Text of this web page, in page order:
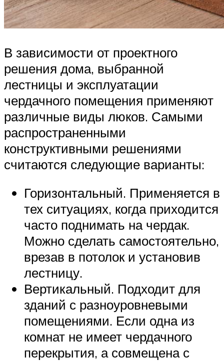
В зависимости от проектного
решения дома, выбранной
лестницы и эксплуатации
чердачного помещения применяют
различные виды люков. Самыми
распространенными
конструктивными решениями
считаются следующие варианты:
Горизонтальный. Применяется в
тех ситуациях, когда приходится
часто поднимать на чердак.
Можно сделать самостоятельно,
врезав в потолок и установив
лестницу.
Вертикальный. Подходит для
зданий с разноуровневыми
помещениями. Если одна из
комнат не имеет чердачного
перекрытия, а совмещена с